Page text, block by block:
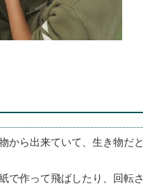
から出来ていて、生き物だと
で作って飛ばしたり、回転さ